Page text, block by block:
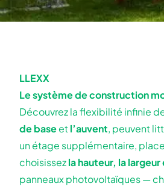
LLEXX
Le système de construction
Découvrez la flexibilité infinie
de baseetl’auvent, peuvent
un étage supplémentaire,
choisissezla hauteur, la
panneaux photovoltaïques —